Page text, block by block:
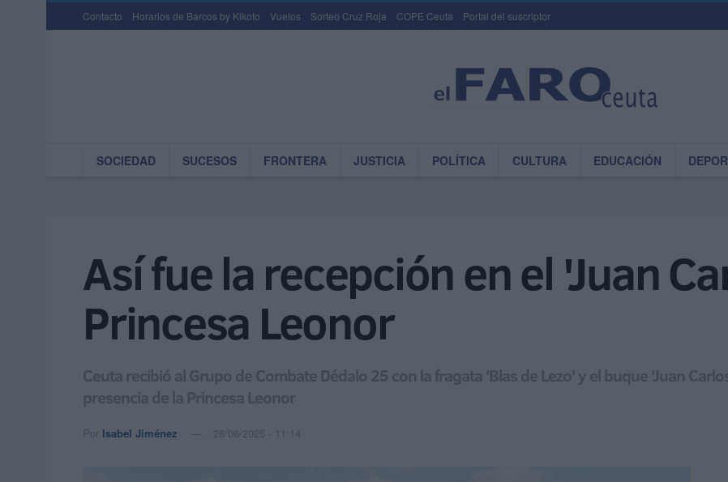
Contacto Horarios de Barcos by Kikoto Vuelos Sorteo Cruz Roja COPE Ceuta Portal del suscriptor
SOCIEDAD SUCESOS FRONTERA JUSTICIA POLÍTICA CULTURA EDUCACIÓN
Así fue la recepción en el 'Juan
Princesa Leonor
Ceuta recibió al Grupo de Combate Dédalo 25 con la fragata 'Blas de Lezo' y el buque 'Juan
presencia de la Princesa Leonor
Por Isabel Jiménez 28/06/2025 - 11:14